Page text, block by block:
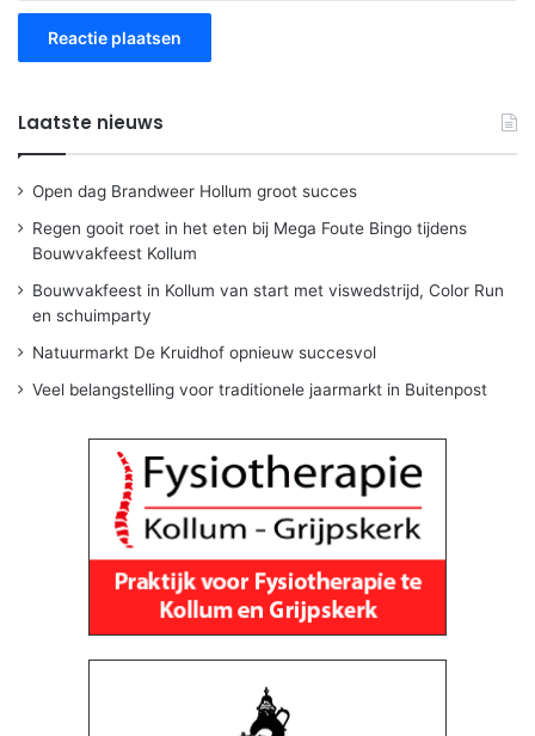
Laatste nieuws
Open dag Brandweer Hollum groot succes
Regen gooit roet in het eten bij Mega Foute Bingo tijdens
Bouwvakfeest Kollum
Bouwvakfeest in Kollum van start met viswedstrijd, Color Run
en schuimparty
Natuurmarkt De Kruidhof opnieuw succesvol
Veel belangstelling voor traditionele jaarmarkt in Buitenpost